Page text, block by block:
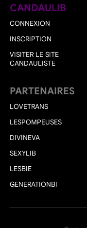
CANDAULIB
CONNEXION
INSCRIPTION
VISITER LE SITE
CANDAULISTE
PARTENAIRES
LOVETRANS
LESPOMPEUSES
DIVINEVA
SEXYLIB
LESBIE
GENERATIONBI